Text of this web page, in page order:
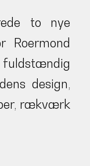
to nye
design,
rækværk